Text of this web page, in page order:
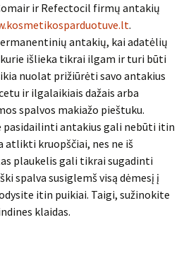
ir Refectocil firmų antakių
.
antakių, kai adatėlių
kurie išlieka tikrai ilgam ir turi būti
nuolat prižiūrėti savo antakius
ir ilgalaikiais dažais arba
spalvos makiažo pieštuku.
pasidailinti antakius gali nebūti itin
atlikti kruopščiai, nes ne iš
plaukelis gali tikrai sugadinti
spalva susiglemš visą dėmesį į
itin puikiai. Taigi, sužinokite
klaidas.